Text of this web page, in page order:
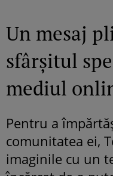
Un mesaj
sfârșitul
mediul
Pentru a
comunitatea ei,
imaginile cu un